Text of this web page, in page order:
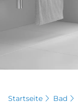
Startseite Bad